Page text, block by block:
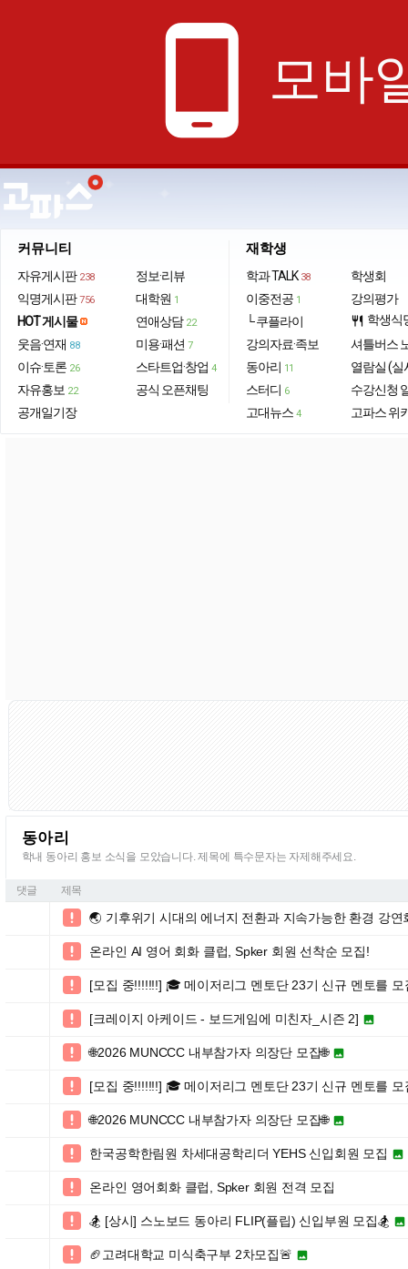
phone_android 모바
커뮤니티
자유게시판 238
익명게시판 756
HOT 게시물
웃음·연재 88
이슈·토론 26
자유홍보 22
공개일기장
정보·리뷰
대학원 1
연애상담 22
미용·패션 7
스타트업·창업 4
공식 오픈채팅
재학생
학과 TALK 38
이중전공 1
└ 쿠플라이
강의자료·족보
동아리 11
스터디 6
고대뉴스 4
학생회
강의평가
restaurant 학생식
셔틀버스
열람실 (실
수강신청
고파스 위
동아리
학내 동아리 홍보 소식을 모았습니다. 제목에 특수문자는 자제해주세요.
댓글 제목
 🌏 기후위기 시대의 에너지 전환과 지속가능한 환경 강연
 온라인 AI 영어 회화 클럽, Spker 회원 선착순 모집!
 [모집 중!!!!!!!] 🎓 메이저리그 멘토단 23기 신규 멘토를
 [크레이지 아케이드 - 보드게임에 미친자_시즌 2] 
 🌐2026 MUNCCC 내부참가자 의장단 모집🌐 
 [모집 중!!!!!!!] 🎓 메이저리그 멘토단 23기 신규 멘토를
 🌐2026 MUNCCC 내부참가자 의장단 모집🌐 
 한국공학한림원 차세대공학리더 YEHS 신입회원 모집 
 온라인 영어회화 클럽, Spker 회원 전격 모집
 🏂 [상시] 스노보드 동아리 FLIP(플립) 신입부원 모집🏂 
 🏈고려대학교 미식축구부 2차모집🚨 